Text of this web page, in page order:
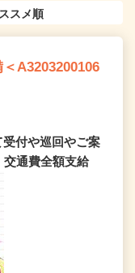
A3203200106
受付や巡回やご案
通費全額支給